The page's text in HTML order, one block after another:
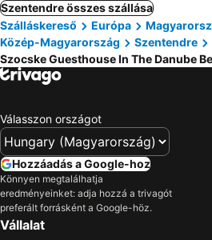
Szentendre összes szállása
Szálláskereső
Európa
Közép-Magyarország
Szentendre
Szocske Guesthouse In The Danube
Válasszon országot
Hozzáadás a Google-hoz
Könnyen megtalálhatja
eredményeinket: adja hozzá a trivagót
preferált forrásként a Google-höz.
Vállalat